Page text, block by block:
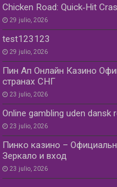
Chicken Road: Quick‑Hit
29 julio, 2026
test123123
29 julio, 2026
Пин Ап Онлайн Казино
странах СНГ
23 julio, 2026
Online gambling uden dansk
23 julio, 2026
Пинко казино –
Зеркало и вход
23 julio, 2026